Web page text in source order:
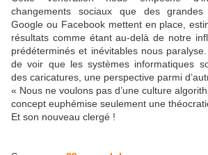
changements sociaux que des grandes
Google ou Facebook mettent en place,
résultats comme étant au-delà de notre
prédéterminés et inévitables nous
de voir que les systèmes informatiques
des caricatures, une perspective parmi
« Nous ne voulons pas d’une culture
concept euphémise seulement une
Et son nouveau clergé !